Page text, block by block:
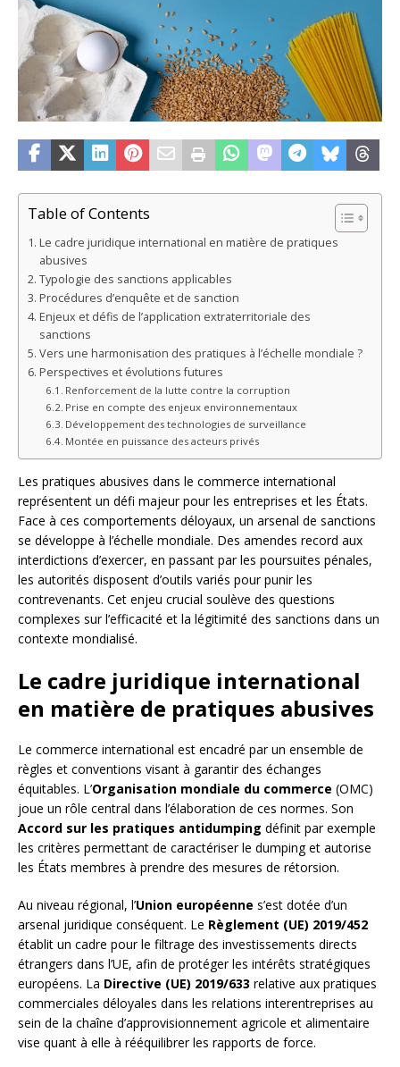
Table of Contents
Le cadre juridique international en matière de pratiques
abusives
Typologie des sanctions applicables
Procédures d’enquête et de sanction
Enjeux et défis de l’application extraterritoriale des
sanctions
Vers une harmonisation des pratiques à l’échelle mondiale ?
Perspectives et évolutions futures
Renforcement de la lutte contre la corruption
Prise en compte des enjeux environnementaux
Développement des technologies de surveillance
Montée en puissance des acteurs privés
Les pratiques abusives dans le commerce international
représentent un défi majeur pour les entreprises et les États.
Face à ces comportements déloyaux, un arsenal de sanctions
se développe à l’échelle mondiale. Des amendes record aux
interdictions d’exercer, en passant par les poursuites pénales,
les autorités disposent d’outils variés pour punir les
contrevenants. Cet enjeu crucial soulève des questions
complexes sur l’efficacité et la légitimité des sanctions dans un
contexte mondialisé.
Le cadre juridique international
en matière de pratiques abusives
Le commerce international est encadré par un ensemble de
règles et conventions visant à garantir des échanges
équitables. L’Organisation mondiale du commerce (OMC)
joue un rôle central dans l’élaboration de ces normes. Son
Accord sur les pratiques antidumping définit par exemple
les critères permettant de caractériser le dumping et autorise
les États membres à prendre des mesures de rétorsion.
Au niveau régional, l’Union européenne s’est dotée d’un
arsenal juridique conséquent. Le Règlement (UE) 2019/452
établit un cadre pour le filtrage des investissements directs
étrangers dans l’UE, afin de protéger les intérêts stratégiques
européens. La Directive (UE) 2019/633 relative aux pratiques
commerciales déloyales dans les relations interentreprises au
sein de la chaîne d’approvisionnement agricole et alimentaire
vise quant à elle à rééquilibrer les rapports de force.